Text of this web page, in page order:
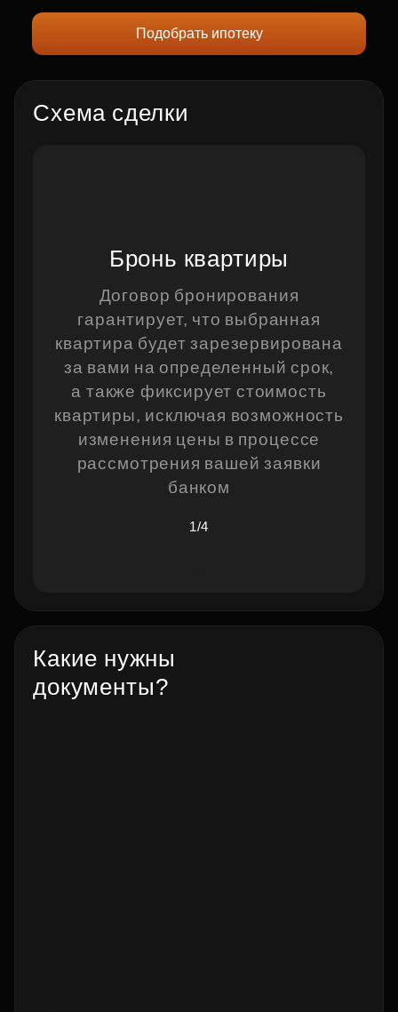
Подобрать ипотеку
Схема сделки
Бронь квартиры
Договор бронирования
гарантирует, что выбранная
квартира будет зарезервирована
за вами на определенный срок,
а также фиксирует стоимость
квартиры, исключая возможность
изменения цены в процессе
рассмотрения вашей заявки
банком
1/4
Какие нужны
документы?